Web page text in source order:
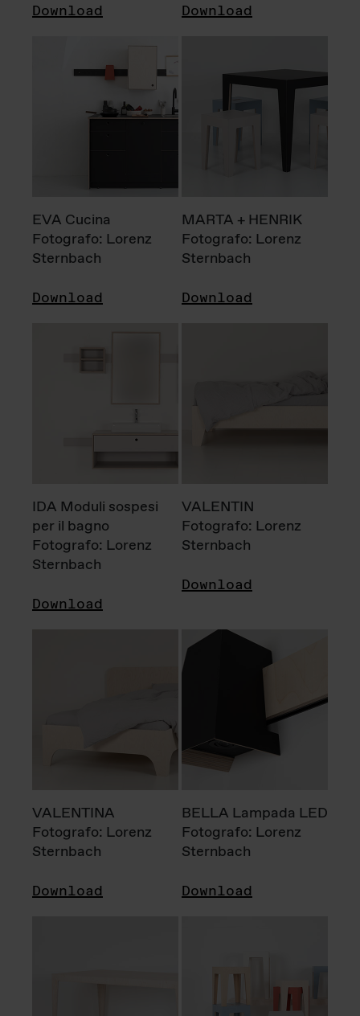
Download Download
EVA Cucina
Fotografo: Lorenz
Sternbach
Download
MARTA + HENRIK
Fotografo: Lorenz
Sternbach
Download
IDA Moduli sospesi
per il bagno
Fotografo: Lorenz
Sternbach
Download
VALENTIN
Fotografo: Lorenz
Sternbach
Download
VALENTINA
Fotografo: Lorenz
Sternbach
Download
BELLA Lampada LED
Fotografo: Lorenz
Sternbach
Download